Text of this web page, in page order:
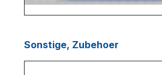
Sonstige, Zubehoer